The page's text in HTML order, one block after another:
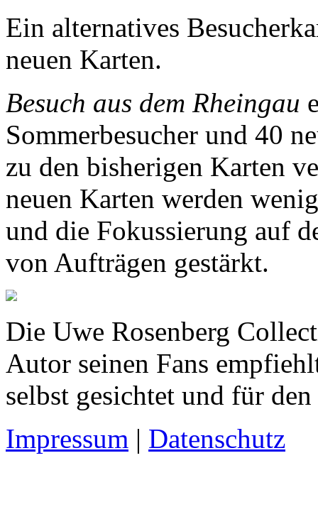
Ein alternatives
neuen Karten.
Besuch aus dem Rheingau
Sommerbesucher und 40
zu den bisherigen Karten
neuen Karten werden
und die Fokussierung auf
von Aufträgen gestärkt.
Die Uwe Rosenberg
Autor seinen Fans
selbst gesichtet und für
Impressum | Datenschutz